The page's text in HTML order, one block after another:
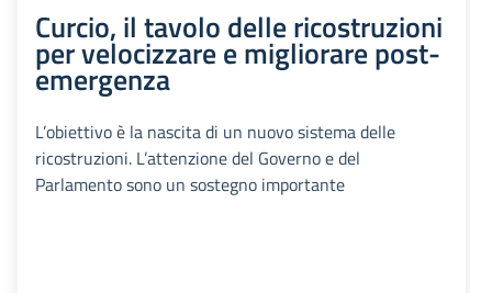
Curcio, il tavolo delle ricostruzioni
per velocizzare e migliorare post-
emergenza
L’obiettivo è la nascita di un nuovo sistema delle
ricostruzioni. L’attenzione del Governo e del
Parlamento sono un sostegno importante